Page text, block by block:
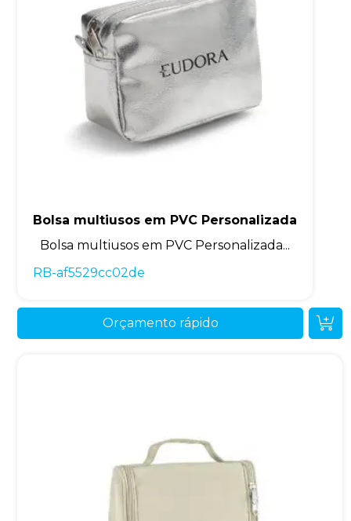
Bolsa multiusos em PVC Personalizada
Bolsa multiusos em PVC Personalizada...
RB-af5529cc02de
Orçamento rápido